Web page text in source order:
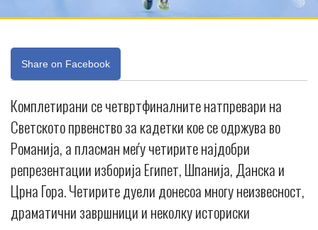
Share on Facebook
Комплетирани се четвртфиналните натпревари на
Светското првенство за кадетки кое се одржува во
Романија, а пласман меѓу четирите најдобри
репрезентации изборија Египет, Шпанија, Данска и
Црна Гора. Четирите дуели донесоа многу неизвесност,
драматични завршници и неколку историски